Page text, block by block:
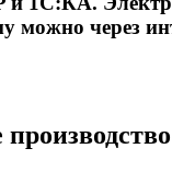
можно через